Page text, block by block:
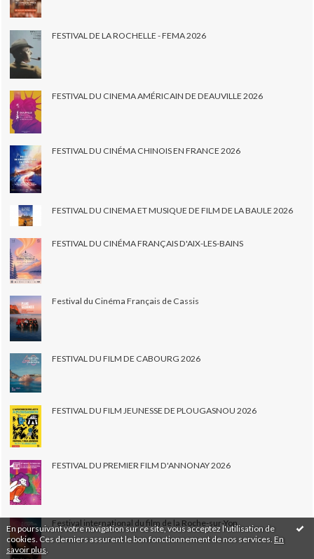
En poursuivant votre navigation sur ce site, vous acceptez l'utilisation de
cookies. Ces derniers assurent le bon fonctionnement de nos services. En
savoir plus
FESTIVAL DE LA ROCHELLE - FEMA 2026
FESTIVAL DU CINEMA AMÉRICAIN DE DEAUVILLE 2026
FESTIVAL DU CINÉMA CHINOIS EN FRANCE 2026
FESTIVAL DU CINEMA ET MUSIQUE DE FILM DE LA BAULE 2026
FESTIVAL DU CINÉMA FRANÇAIS D'AIX-LES-BAINS
Festival du Cinéma Français de Cassis
FESTIVAL DU FILM DE CABOURG 2026
FESTIVAL DU FILM JEUNESSE DE PLOUGASNOU 2026
FESTIVAL DU PREMIER FILM D'ANNONAY 2026
Festival international du film de la Roche-sur-Yon